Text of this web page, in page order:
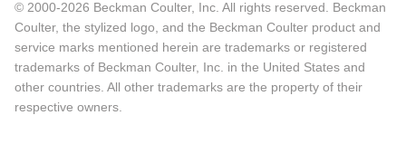
© 2000-2026 Beckman Coulter, Inc. All rights reserved. Beckman
Coulter, the stylized logo, and the Beckman Coulter product and
service marks mentioned herein are trademarks or registered
trademarks of Beckman Coulter, Inc. in the United States and
other countries. All other trademarks are the property of their
respective owners.